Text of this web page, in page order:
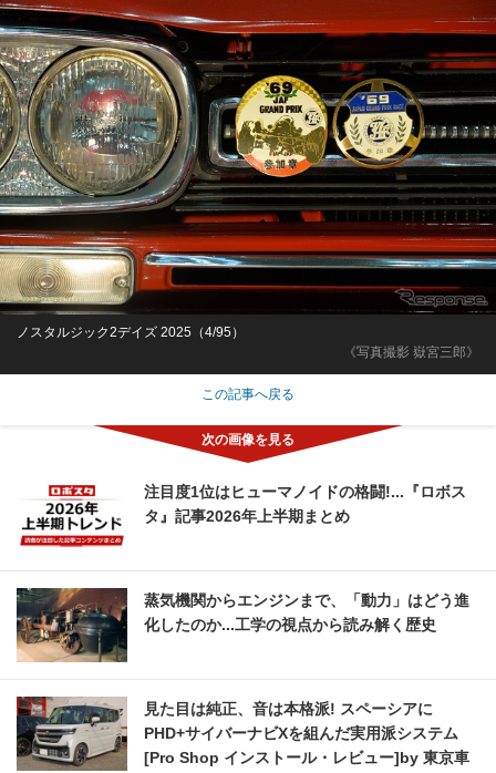
《写真撮影 嶽宮三郎》
ノスタルジック2デイズ 2025（4/95）
この記事へ戻る
注目度1位はヒューマノイドの格闘!...『ロボス
タ』記事2026年上半期まとめ
蒸気機関からエンジンまで、「動力」はどう進
化したのか...工学の視点から読み解く歴史
見た目は純正、音は本格派! スペーシアに
PHD+サイバーナビXを組んだ実用派システム
[Pro Shop インストール・レビュー]by 東京車